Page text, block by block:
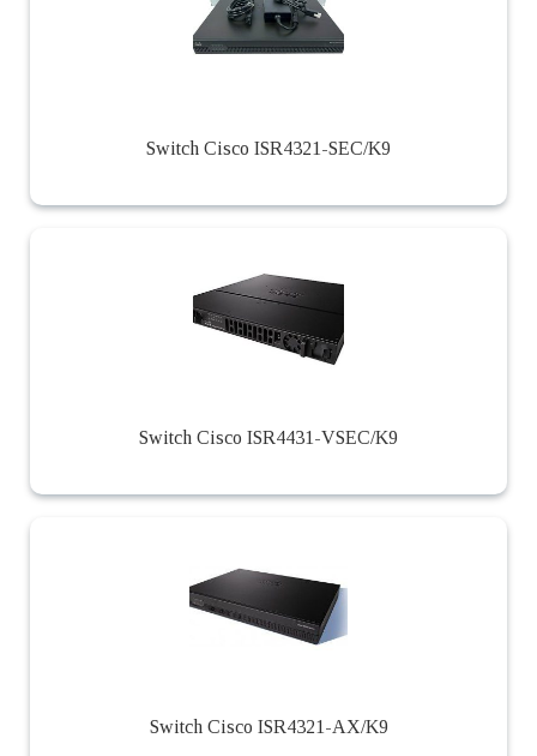
Switch Cisco ISR4321-SEC/K9
Switch Cisco ISR4431-VSEC/K9
Switch Cisco ISR4321-AX/K9